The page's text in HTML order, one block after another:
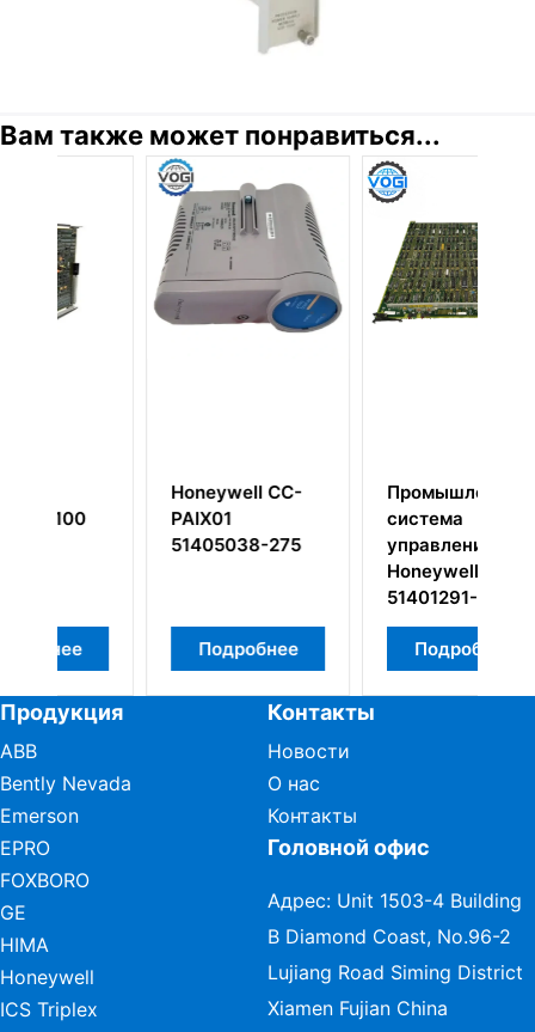
Вам также может понравиться...
Промышленная
система
управления
Подробнее
HONEYWELL TK-
PRS021
51404305-375
Модуль
управления
процессором
Подробнее
Продукция
ABB
Bently Nevada
Emerson
EPRO
FOXBORO
GE
HIMA
Honeywell
ICS Triplex
Контакты
Новости
О нас
Контакты
Головной офис
Адрес: Unit 1503-4 Building
B Diamond Coast, No.96-2
Lujiang Road Siming District
Xiamen Fujian China